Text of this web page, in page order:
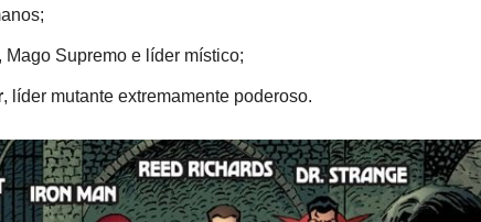
, Mago Supremo e líder místico;
, líder mutante extremamente poderoso.